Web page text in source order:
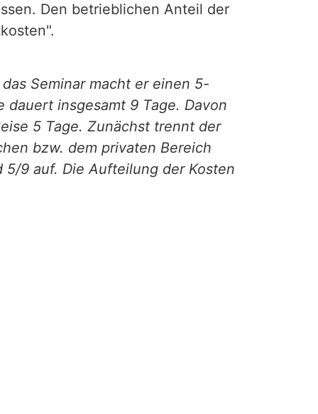
Den betrieblichen Anteil der
Seminar macht er einen 5-
dauert insgesamt 9 Tage. Davon
5 Tage. Zunächst trennt der
bzw. dem privaten Bereich
9 auf. Die Aufteilung der Kosten